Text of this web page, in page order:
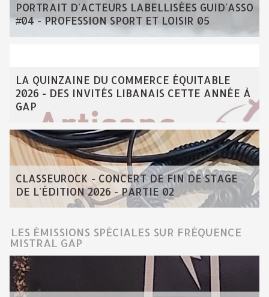
PORTRAIT D'ACTEURS LABELLISÉES GUID'ASSO
#04 - PROFESSION SPORT ET LOISIR 05
LA QUINZAINE DU COMMERCE ÉQUITABLE
2026 - DES INVITÉS LIBANAIS CETTE ANNÉE À
GAP
CLASSEUROCK - CONCERT DE FIN DE STAGE
DE L'ÉDITION 2026 - PARTIE 02
LES ÉMISSIONS SPÉCIALES SUR FRÉQUENCE
MISTRAL GAP